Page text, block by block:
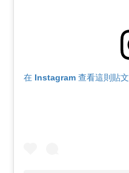
在 Instagram 查看這則貼文